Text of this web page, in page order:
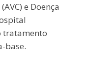
e Doença
tratamento
base.